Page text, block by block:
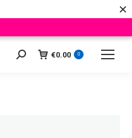
×
Zoeken: €0.00 0